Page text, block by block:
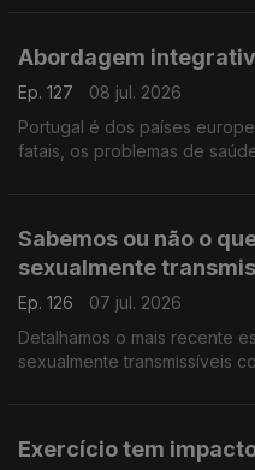
Abordagem
Ep. 127
08 jul. 2026
Portugal é dos países
fatais, os problemas de
Sabemos ou não o
sexualmente
Ep. 126
07 jul. 2026
Detalhamos o mais recente
sexualmente transmissíveis
Exercício tem